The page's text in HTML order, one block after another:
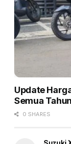
Update
Semua
0 SHARES